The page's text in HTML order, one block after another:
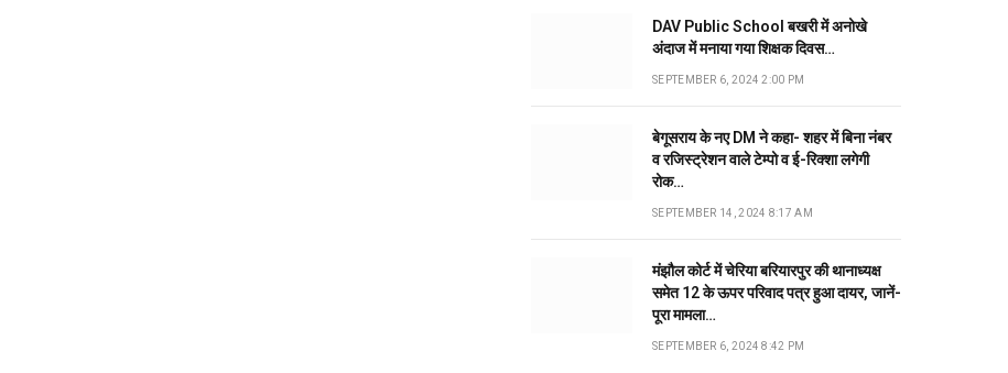
DAV Public School बखरी में अनोखे
अंदाज में मनाया गया शिक्षक दिवस…
SEPTEMBER 6, 2024 2:00 PM
बेगूसराय के नए DM ने कहा- शहर में बिना नंबर
व रजिस्ट्रेशन वाले टेम्पो व ई-रिक्शा लगेगी
रोक…
SEPTEMBER 14, 2024 8:17 AM
मंझौल कोर्ट में चेरिया बरियारपुर की थानाध्यक्ष
समेत 12 के ऊपर परिवाद पत्र हुआ दायर, जानें-
पूरा मामला…
SEPTEMBER 6, 2024 8:42 PM